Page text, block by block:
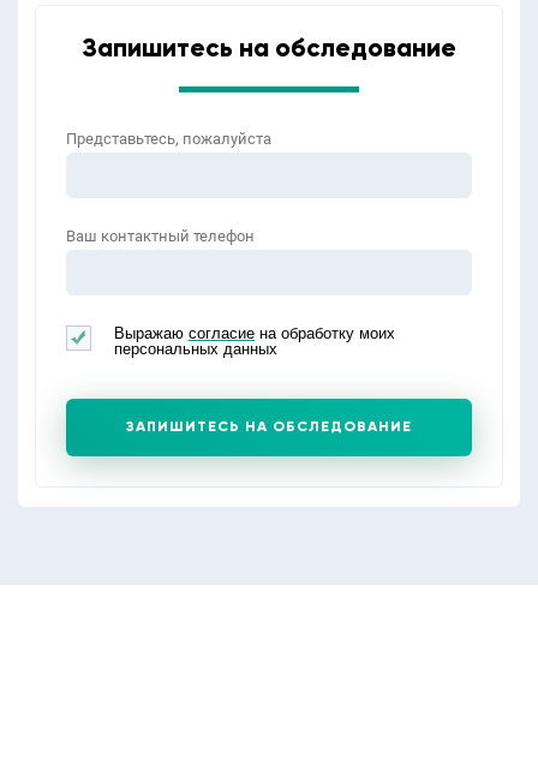
Запишитесь на обследование
Представьтесь, пожалуйста
Ваш контактный телефон
Выражаю согласие на обработку моих
персональных данных
ЗАПИШИТЕСЬ НА ОБСЛЕДОВАНИЕ